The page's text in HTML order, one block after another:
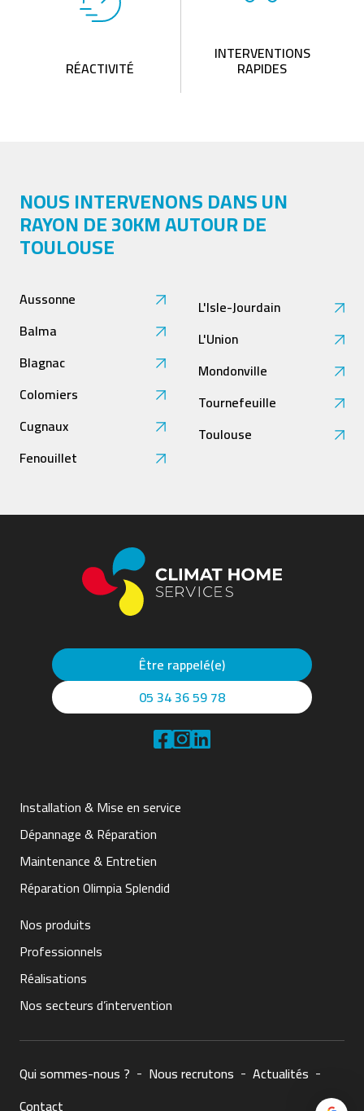
RÉACTIVITÉ
INTERVENTIONS
RAPIDES
NOUS INTERVENONS DANS UN
RAYON DE 30KM AUTOUR DE
TOULOUSE
Aussonne
Balma
Blagnac
Colomiers
Cugnaux
Fenouillet
L'Isle-Jourdain
L'Union
Mondonville
Tournefeuille
Toulouse
Installation & Mise en service
Dépannage & Réparation
Maintenance & Entretien
Réparation Olimpia Splendid
Être rappelé(e)
05 34 36 59 78
Nos produits
Professionnels
Réalisations
Nos secteurs d’intervention
Qui sommes-nous ? Nous recrutons
Actualités
Contact